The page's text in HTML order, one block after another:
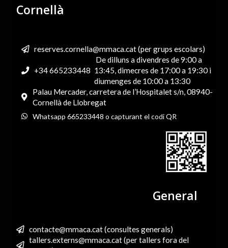
Cornellà
reserves.cornella@mmaca.cat (per grups escolars)
+34 665233448
De dilluns a divendres de 9:00 a
13:45, dimecres de 17:00 a 19:30 i
diumenges de 10:00 a 13:30
Palau Mercader, carretera de l’Hospitalet s/n, 08940-
Cornellà de Llobregat
Whatsapp 665233448 o capturant el codi QR
General
contacte@mmaca.cat (consultes generals)
tallers.externs@mmaca.cat (per tallers fora del